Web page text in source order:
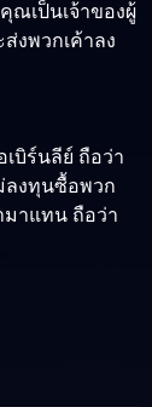
ณเป็นเจ้าของผู้
ส่งพวกเค้าลง
บิร์นลีย์ ถือว่า
ลงทุนซื้อพวก
มาแทน ถือว่า